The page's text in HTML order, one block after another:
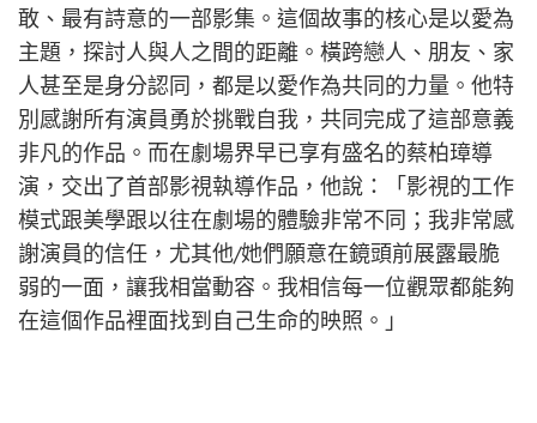
敢、最有詩意的一部影集。這個故事的核心是以愛為
主題，探討人與人之間的距離。橫跨戀人、朋友、家
人甚至是身分認同，都是以愛作為共同的力量。他特
別感謝所有演員勇於挑戰自我，共同完成了這部意義
非凡的作品。而在劇場界早已享有盛名的蔡柏璋導
演，交出了首部影視執導作品，他說：「影視的工作
模式跟美學跟以往在劇場的體驗非常不同；我非常感
謝演員的信任，尤其他/她們願意在鏡頭前展露最脆
弱的一面，讓我相當動容。我相信每一位觀眾都能夠
在這個作品裡面找到自己生命的映照。」